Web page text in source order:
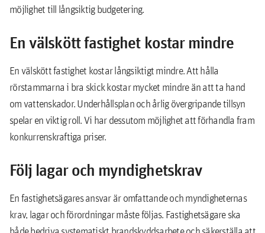
möjlighet till långsiktig budgetering.
En välskött fastighet kostar mindre
En välskött fastighet kostar långsiktigt mindre. Att hålla
rörstammarna i bra skick kostar mycket mindre än att ta hand
om vattenskador. Underhållsplan och årlig övergripande tillsyn
spelar en viktig roll. Vi har dessutom möjlighet att förhandla fram
konkurrenskraftiga priser.
Följ lagar och myndighetskrav
En fastighetsägares ansvar är omfattande och myndigheternas
krav, lagar och förordningar måste följas. Fastighetsägare ska